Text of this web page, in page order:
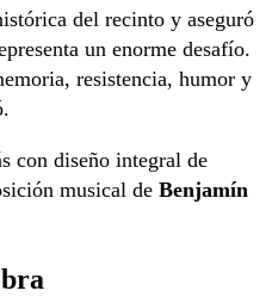
del recinto y aseguró
un enorme desafío.
resistencia, humor y
con diseño integral de
musical de Benjamín